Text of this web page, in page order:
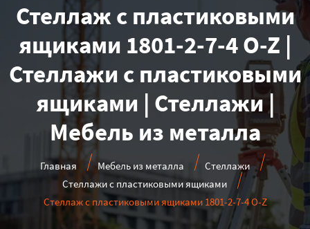
Стеллаж с пластиковыми
ящиками 1801-2-7-4 O-Z |
Стеллажи с пластиковыми
ящиками | Стеллажи |
Мебель из металла
Главная Мебель из металла
Стеллажи
Стеллажи с пластиковыми ящиками
Стеллаж с пластиковыми ящиками 1801-2-7-4 O-Z